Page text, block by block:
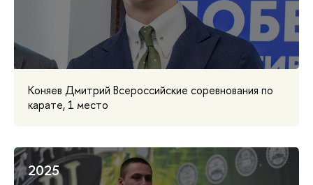
Коняев Дмитрий Всероссийские соревнования по
карате, 1 место
2025